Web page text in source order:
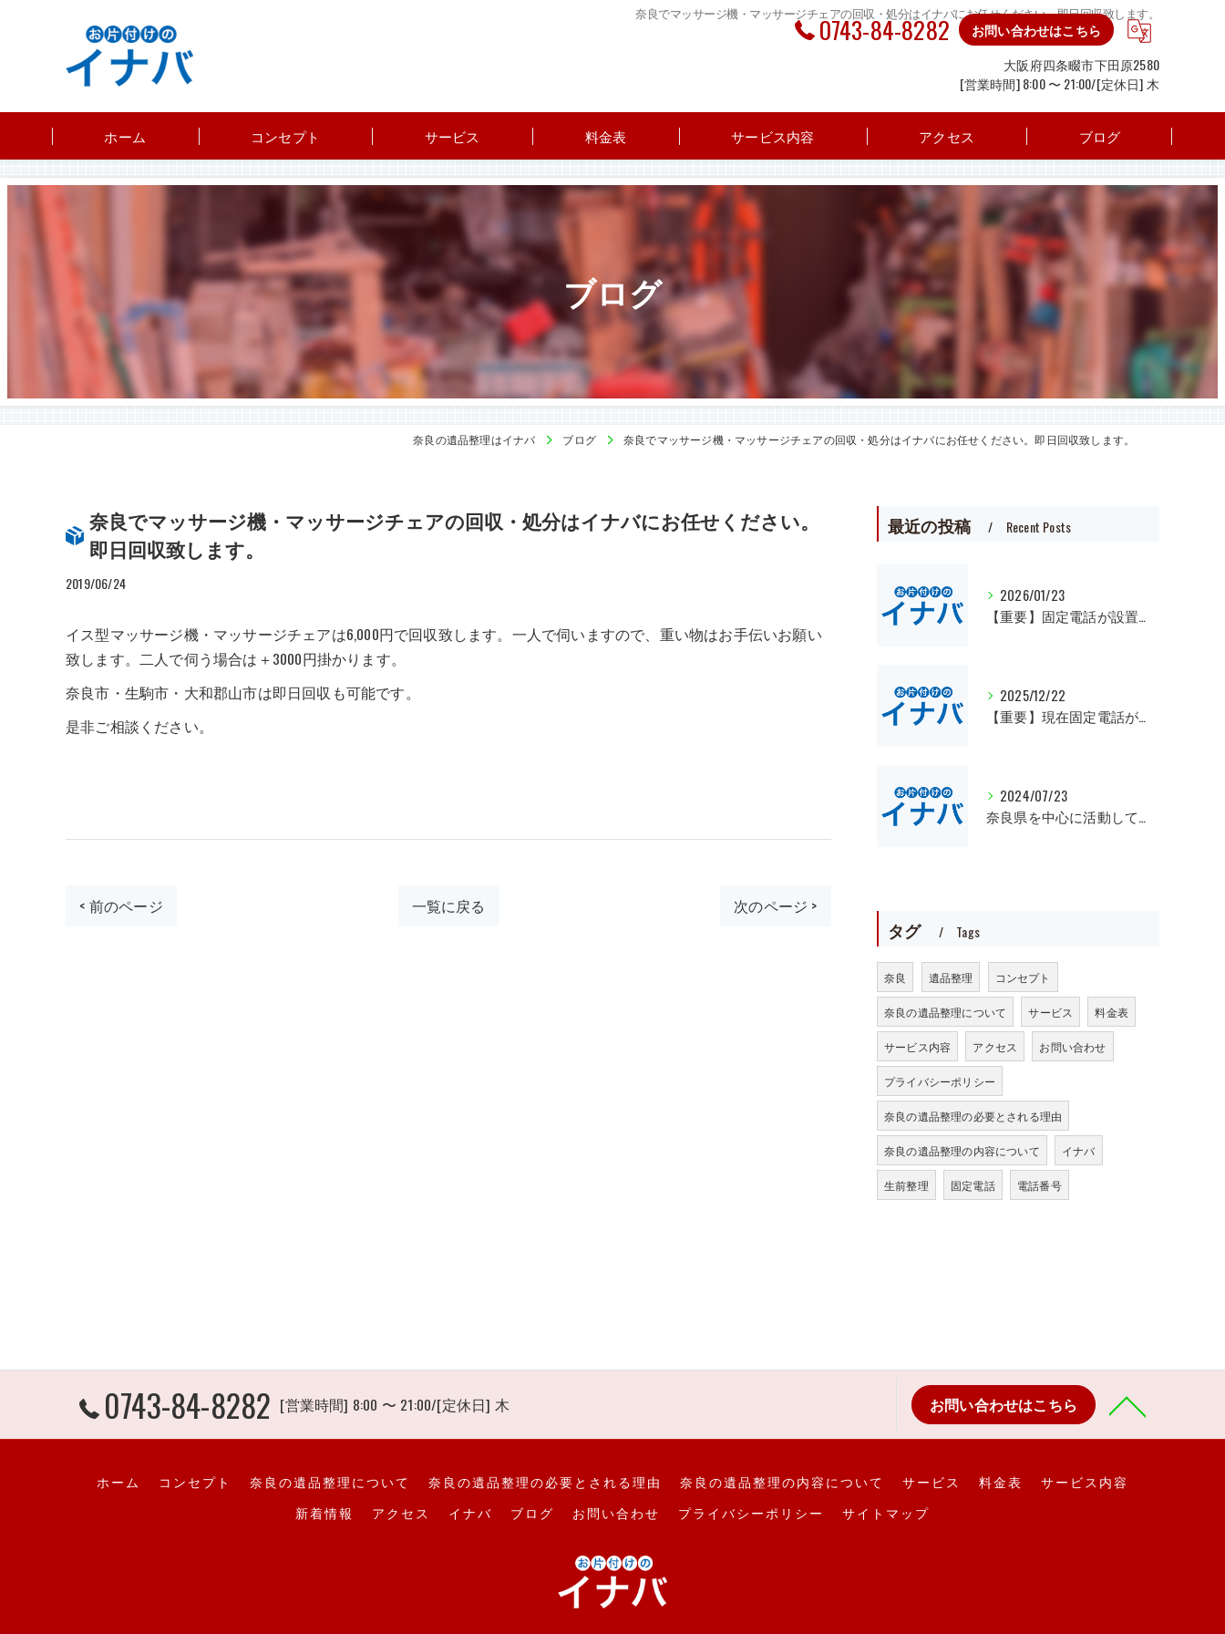
奈良でマッサージ機・マッサージチェアの回収・処分はイナバにお任せください。即日回収致します。
0743-84-8282
お問い合わせはこちら
大阪府四条畷市下田原2580
[営業時間] 8:00 〜 21:00/[定休日] 木
ホーム コンセプト サービス 料金表 サービス内容 アクセス ブログ
ブログ
奈良の遺品整理はイナバ ブログ 奈良でマッサージ機・マッサージチェアの回収・処分はイナバにお任せください。即日回収致します。
奈良でマッサージ機・マッサージチェアの回収・処分はイナバにお任せください。
即日回収致します。
2019/06/24
イス型マッサージ機・マッサージチェアは6,000円で回収致します。一人で伺いますので、重い物はお手伝いお願い
致します。二人で伺う場合は＋3000円掛かります。
奈良市・生駒市・大和郡山市は即日回収も可能です。
是非ご相談ください。
< 前のページ 一覧に戻る 次のページ >
最近の投稿 Recent Posts
2026/01/23
【重要】固定電話が設置出来ました。
2025/12/22
【重要】現在固定電話が繋がらなくなっています。
2024/07/23
奈良県を中心に活動しています。遺品整理、一軒丸ごとの片付け、オフィスや倉庫の処分等、大量にある場合は近県でも回収にお伺いいたします。先ずは無料見積もりをお願いします。
タグ Tags
奈良 遺品整理 コンセプト
奈良の遺品整理について サービス 料金表
サービス内容 アクセス お問い合わせ
プライバシーポリシー
奈良の遺品整理の必要とされる理由
奈良の遺品整理の内容について イナバ
生前整理 固定電話 電話番号
0743-84-8282 [営業時間] 8:00 〜 21:00/[定休日] 木 お問い合わせはこちら
ホーム コンセプト 奈良の遺品整理について 奈良の遺品整理の必要とされる理由 奈良の遺品整理の内容について サービス 料金表
サービス内容
新着情報
アクセス イナバ ブログ お問い合わせ プライバシーポリシー サイトマップ